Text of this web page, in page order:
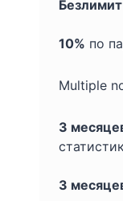
Безлимит
10% по
Multiple
3
3